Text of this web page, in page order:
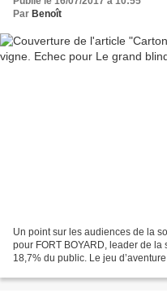
Par Benoît
Un point sur les audiences de la
pour FORT BOYARD, leader de
18,7% du public. Le jeu